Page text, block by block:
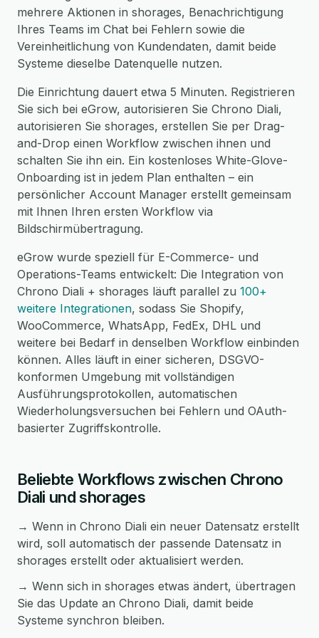
mehrere Aktionen in shorages, Benachrichtigung
Ihres Teams im Chat bei Fehlern sowie die
Vereinheitlichung von Kundendaten, damit beide
Systeme dieselbe Datenquelle nutzen.
Die Einrichtung dauert etwa 5 Minuten. Registrieren
Sie sich bei eGrow, autorisieren Sie Chrono Diali,
autorisieren Sie shorages, erstellen Sie per Drag-
and-Drop einen Workflow zwischen ihnen und
schalten Sie ihn ein. Ein kostenloses White-Glove-
Onboarding ist in jedem Plan enthalten – ein
persönlicher Account Manager erstellt gemeinsam
mit Ihnen Ihren ersten Workflow via
Bildschirmübertragung.
eGrow wurde speziell für E-Commerce- und
Operations-Teams entwickelt: Die Integration von
Chrono Diali + shorages läuft parallel zu 100+
weitere Integrationen, sodass Sie Shopify,
WooCommerce, WhatsApp, FedEx, DHL und
weitere bei Bedarf in denselben Workflow einbinden
können. Alles läuft in einer sicheren, DSGVO-
konformen Umgebung mit vollständigen
Ausführungsprotokollen, automatischen
Wiederholungsversuchen bei Fehlern und OAuth-
basierter Zugriffskontrolle.
Beliebte Workflows zwischen Chrono
Diali und shorages
→ Wenn in Chrono Diali ein neuer Datensatz erstellt
wird, soll automatisch der passende Datensatz in
shorages erstellt oder aktualisiert werden.
→ Wenn sich in shorages etwas ändert, übertragen
Sie das Update an Chrono Diali, damit beide
Systeme synchron bleiben.